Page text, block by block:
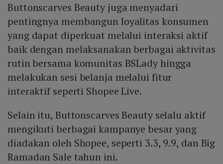
Buttonscarves Beauty juga menyadari
pentingnya membangun loyalitas konsumen
yang dapat diperkuat melalui interaksi aktif
baik dengan melaksanakan berbagai aktivitas
rutin bersama komunitas BSLady hingga
melakukan sesi belanja melalui fitur
interaktif seperti Shopee Live.
Selain itu, Buttonscarves Beauty selalu aktif
mengikuti berbagai kampanye besar yang
diadakan oleh Shopee, seperti 3.3, 9.9, dan Big
Ramadan Sale tahun ini.